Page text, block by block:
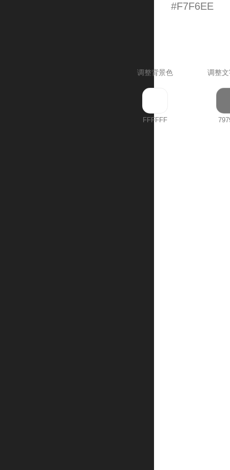
#F7F6EE
调整背景色 调整